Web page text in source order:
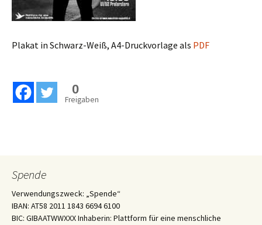
Plakat in Schwarz-Weiß, A4-Druckvorlage als PDF
0
Freigaben
Spende
Verwendungszweck: „Spende“
IBAN: AT58 2011 1843 6694 6100
BIC: GIBAATWWXXX Inhaberin: Plattform für eine menschliche